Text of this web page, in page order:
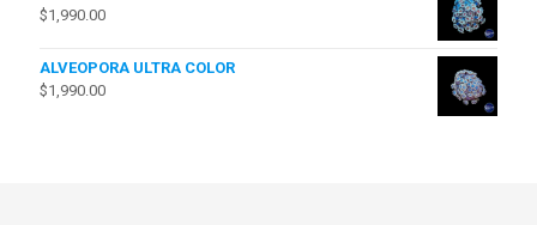
$1,990.00
ALVEOPORA ULTRA COLOR
$1,990.00